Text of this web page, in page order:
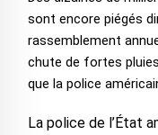
sont encore piégés
rassemblement
chute de fortes
que la police
La police de l’État